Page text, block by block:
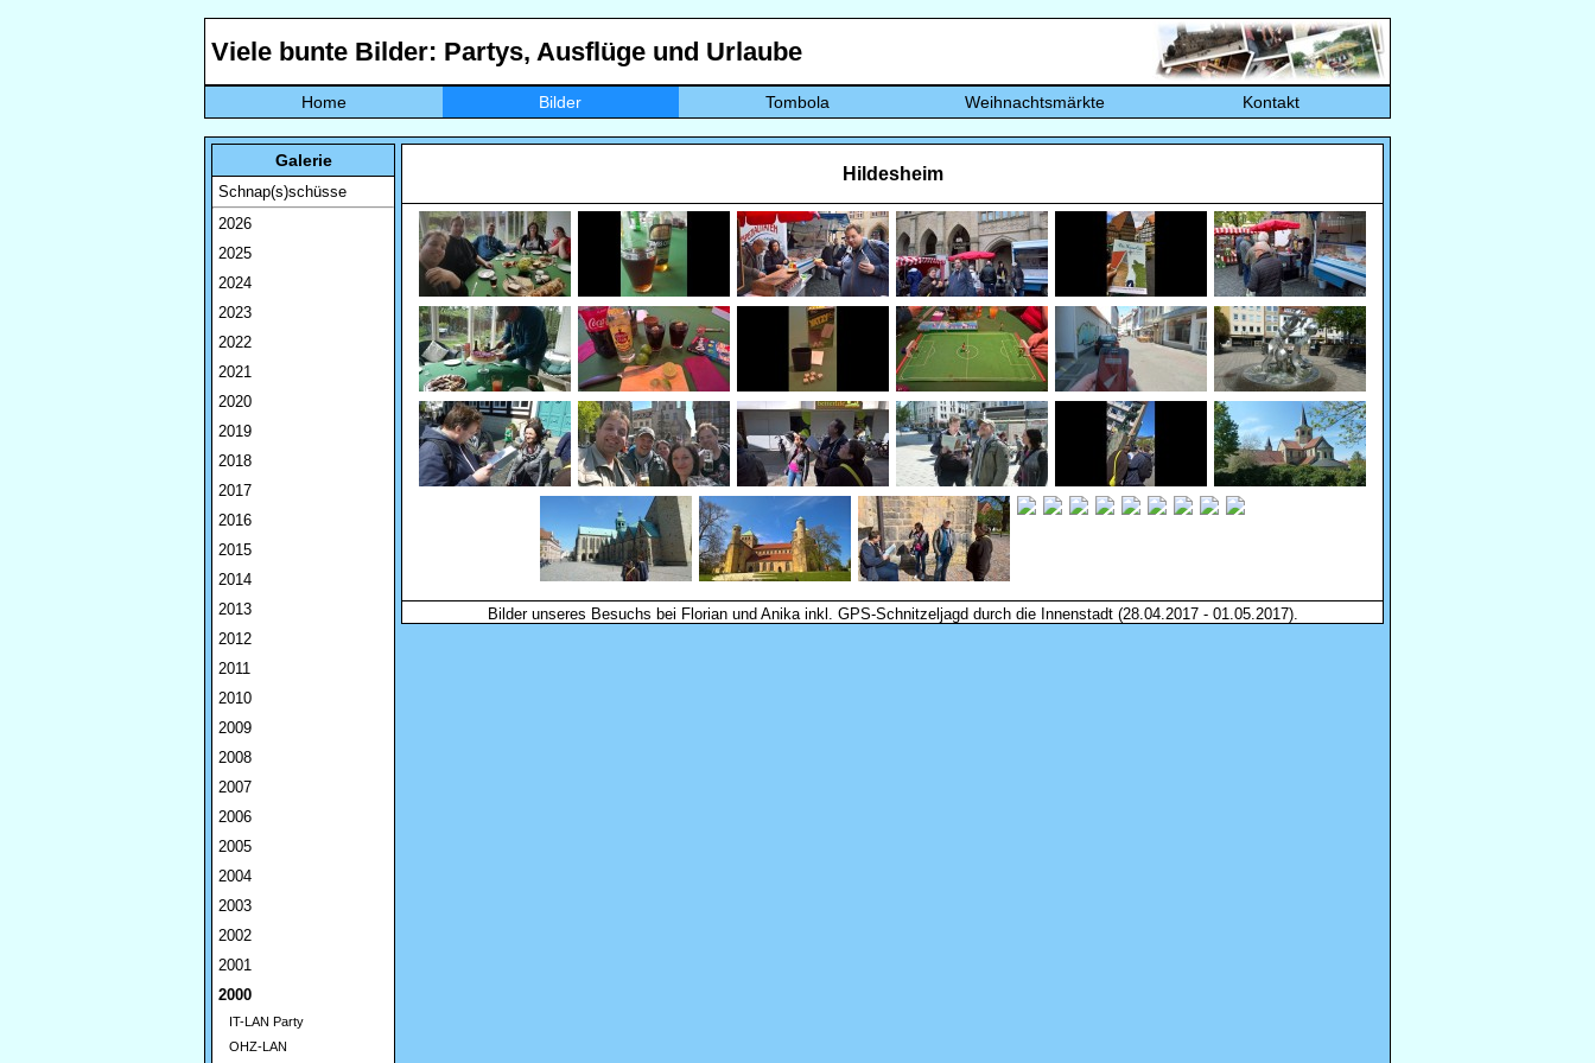
Viele bunte Bilder: Partys, Ausflüge und Urlaube
Home Bilder Tombola Weihnachtsmärkte Kontakt
Galerie
Schnap(s)schüsse
2026
2025
2024
2023
2022
2021
2020
2019
2018
2017
2016
2015
2014
2013
2012
2011
2010
2009
2008
2007
2006
2005
2004
2003
2002
2001
2000
IT-LAN Party
OHZ-LAN
Hildesheim
Bilder unseres Besuchs bei Florian und Anika inkl. GPS-Schnitzeljagd durch die Innenstadt (28.04.2017 - 01.05.2017).